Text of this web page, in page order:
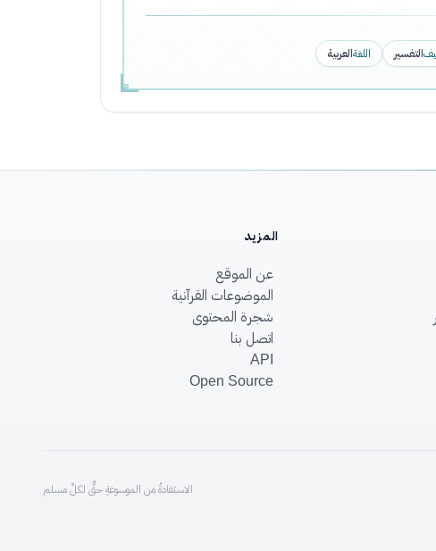
التفسير اللغةالعربية
المزيد
عن الموقع
الموضوعات القرآنية
شجرة المحتوى
اتصل بنا
API
Open Source
الاستفادةُ من الموسوعةِ حقٌّ لكلِّ مسلم